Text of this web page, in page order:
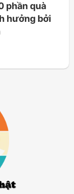
phần quà
hưởng bởi